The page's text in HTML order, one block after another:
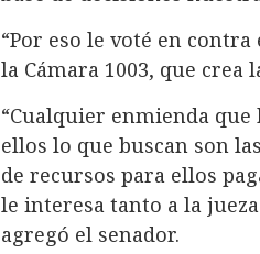
“Por eso le voté en
la Cámara 1003, que crea
“Cualquier enmienda
ellos lo que buscan son
de recursos para ellos
le interesa tanto a la
agregó el senador.